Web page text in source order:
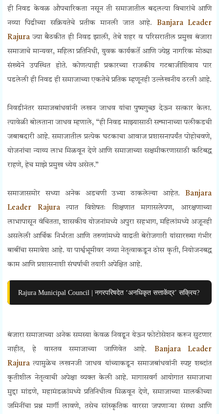
ही निवड केवळ औपचारिकता नसून ती समाजातील बदलत्या विचारांचे आणि
नव्या पिढीच्या सक्रियतेचे प्रतीक मानली जात आहे. Banjara Leader
Rajuraज्या बैठकीत ही निवड झाली, तेथे शहर व परिसरातील प्रमुख बंजारा
समाजाचे मान्यवर, महिला प्रतिनिधी, युवक कार्यकर्ते आणि ज्येष्ठ नागरिक मोठ्या
संख्येने उपस्थित होते. कोणत्याही प्रकारच्या राजकीय गटबाजीशिवाय पार
पडलेली ही निवड ही समाजाच्या एकतेचे प्रतिक म्हणूनही उल्लेखनीय ठरली आहे.
निवडीनंतर समाजबांधवांनी लखन जाधव यांचा पुष्पगुच्छ देऊन सत्कार केला.
त्यावेळी बोलताना जाधव म्हणाले, “ही निवड माझ्यासाठी सन्मानाच्या पलीकडची
जबाबदारी आहे. समाजातील प्रत्येक घटकाचा आवाज प्रशासनापर्यंत पोहोचवणे,
योजनांचा न्याय्य लाभ मिळवून देणे आणि समाजाच्या सक्षमीकरणासाठी कटिबद्ध
राहणे, हेच माझे प्रमुख ध्येय असेल.”
समाजासमोर सध्या अनेक अडचणी उभ्या ठाकलेल्या आहेत. Banjara
Leader Rajuraत्यात विशेषतः शिक्षणात मागासलेपण, आरक्षणाच्या
लाभापासून वंचितता, शासकीय योजनांमध्ये अपुरा सहभाग, महिलांमध्ये अजूनही
असलेली आर्थिक निर्भरता आणि तरुणांमध्ये वाढती बेरोजगारी यांसारख्या गंभीर
बाबींचा समावेश आहे. या पार्श्वभूमीवर नव्या नेतृत्वाकडून ठोस कृती, नियोजनबद्ध
काम आणि प्रशासनाशी संघर्षाची तयारी अपेक्षित आहे.
Rajura Municipal Council | नगरपरिषदेत ‘अनधिकृत सत्ताकेंद्र’ सक्रिय?
बंजारा समाजाच्या अनेक समस्या केवळ निवडून येऊन फोटोसेशन करून सुटणार
नाहीत, हे वास्तव समाजाच्या जाणिवेत आहे. Banjara Leader
Rajuraत्यामुळेच लखनजी जाधव यांच्याकडून समाजबांधवांनी स्पष्ट शब्दांत
कृतीशील नेतृत्वाची अपेक्षा व्यक्त केली आहे. मागासवर्ग आयोगात समाजाचा
मुद्दा मांडणे, महामंडळांमध्ये प्रतिनिधीत्व मिळवून देणे, समाजाच्या मालकीच्या
जमिनींचा प्रश्न मार्गी लावणे, तसेच सांस्कृतिक वारसा जपणाऱ्या संस्था आणि